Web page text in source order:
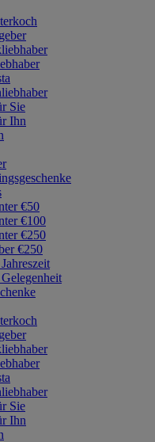
Sie
Ihn
€50
€100
€250
€250
Sie
Ihn